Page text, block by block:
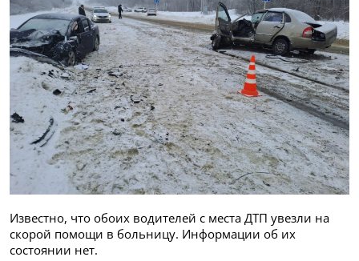
Известно, что обоих водителей с места ДТП увезли на
скорой помощи в больницу. Информации об их
состоянии нет.